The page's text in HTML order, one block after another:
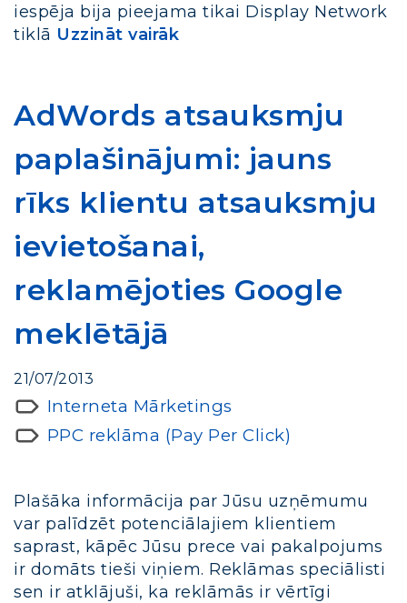
iespēja bija pieejama tikai Display Network
tiklā Uzzināt vairāk
AdWords atsauksmju
paplašinājumi: jauns
rīks klientu atsauksmju
ievietošanai,
reklamējoties Google
meklētājā
21/07/2013
Interneta Mārketings
PPC reklāma (Pay Per Click)
Plašāka informācija par Jūsu uzņēmumu
var palīdzēt potenciālajiem klientiem
saprast, kāpēc Jūsu prece vai pakalpojums
ir domāts tieši viņiem. Reklāmas speciālisti
sen ir atklājuši, ka reklāmās ir vērtīgi